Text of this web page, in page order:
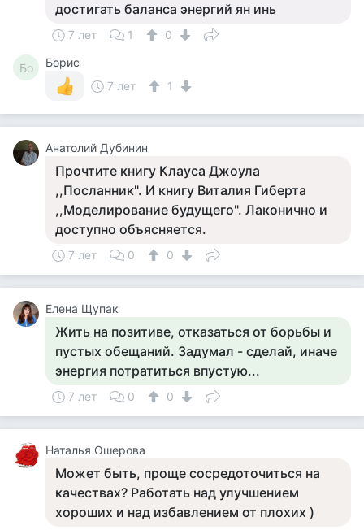
достигать баланса энергий ян инь
7 лет 1 0
Бо
Борис
7 лет
1
Анатолий Дубинин
Прочтите книгу Клауса Джоула
,,Посланник". И книгу Виталия Гиберта
,,Моделирование будущего". Лаконично и
доступно объясняется.
7 лет 0 0
Елена Щупак
Жить на позитиве, отказаться от борьбы и
пустых обещаний. Задумал - сделай, иначе
энергия потратиться впустую...
7 лет 0 0
Наталья Ошерова
Может быть, проще сосредоточиться на
качествах? Работать над улучшением
хороших и над избавлением от плохих )